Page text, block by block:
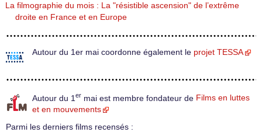
La filmographie du mois : La "résistible ascension" de l’extrême
droite en France et en Europe
Autour du 1er mai coordonne également le projet TESSA
Autour du 1 er mai est membre fondateur de Films en luttes
et en mouvements
Parmi les derniers films recensés :